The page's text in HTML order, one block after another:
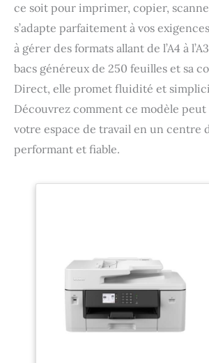
ce soit pour imprimer, copier,
s’adapte parfaitement à vos
à gérer des formats allant de l’A4 à
bacs généreux de 250 feuilles et sa
Direct, elle promet fluidité et
Découvrez comment ce modèle
votre espace de travail en un centre
performant et fiable.